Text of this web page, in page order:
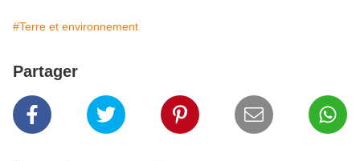
#Terre et environnement
Partager